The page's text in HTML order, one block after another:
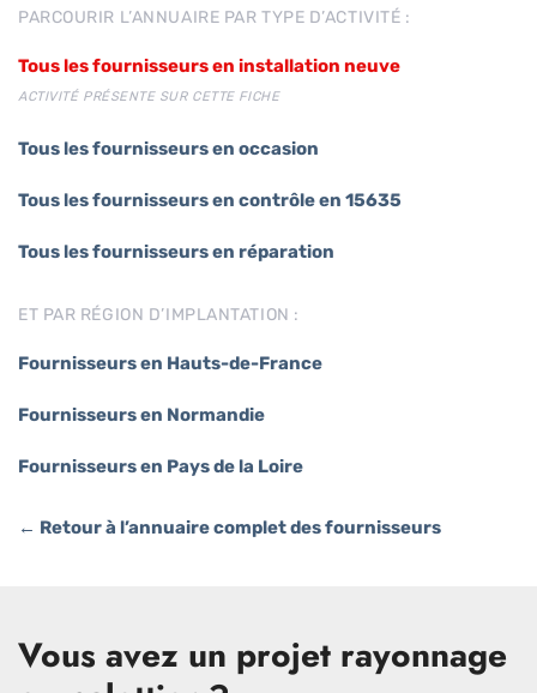
PARCOURIR L’ANNUAIRE PAR TYPE D’ACTIVITÉ :
Tous les fournisseurs en installation neuve
ACTIVITÉ PRÉSENTE SUR CETTE FICHE
Tous les fournisseurs en occasion
Tous les fournisseurs en contrôle en 15635
Tous les fournisseurs en réparation
ET PAR RÉGION D’IMPLANTATION :
Fournisseurs en Hauts-de-France
Fournisseurs en Normandie
Fournisseurs en Pays de la Loire
← Retour à l’annuaire complet des fournisseurs
Vous avez un projet rayonnage